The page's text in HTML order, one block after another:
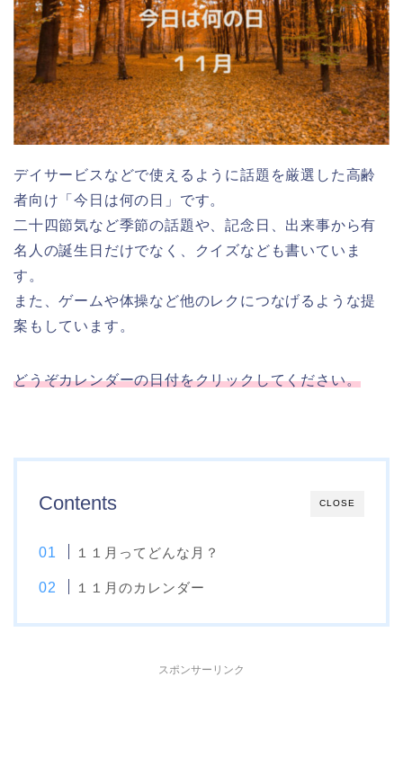
デイサービスなどで使えるように話題を厳選した高齢
者向け「今日は何の日」です。
二十四節気など季節の話題や、記念日、出来事から有
名人の誕生日だけでなく、クイズなども書いていま
す。
また、ゲームや体操など他のレクにつなげるような提
案もしています。
どうぞカレンダーの日付をクリックしてください。
CLOSE
Contents
１１月ってどんな月？
１１月のカレンダー
スポンサーリンク